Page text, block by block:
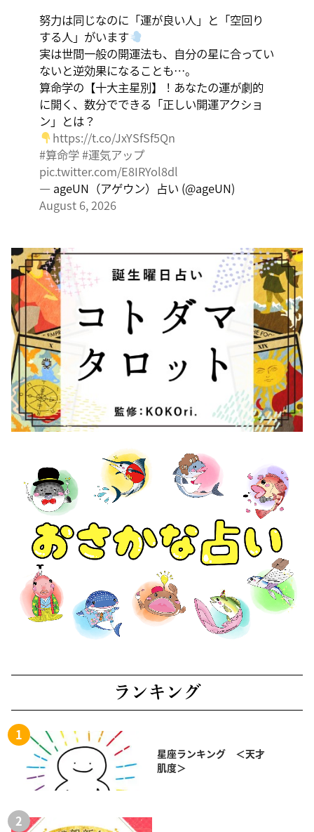
を。努力は同じなのに「運が良い人」と「空回り
する人」がいます
実は世間一般の開運法も、自分の星に合ってい
ないと逆効果になることも…。
算命学の【十大主星別】！あなたの運が劇的
に開く、数分でできる「正しい開運アクショ
ン」とは？
https://t.co/JxYSfSf5Qn
#算命学#運気アップ
pic.twitter.com/E8IRYol8dl
— ageUN（アゲウン）占い (@ageUN)
August 6, 2026
ランキング
星座ランキング ＜天才
肌度＞